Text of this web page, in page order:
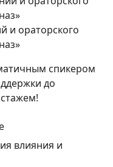
и ораторского
спикером
до